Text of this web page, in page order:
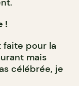
!
pour la
mais
célébrée, je